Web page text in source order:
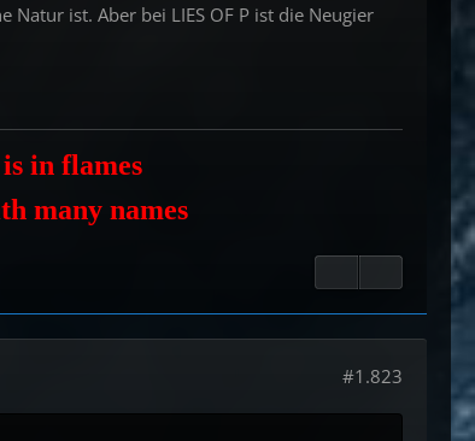
ist. Aber bei LIES OF P ist die Neugier
in flames
many names
#1.823